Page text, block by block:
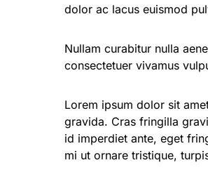
dolor ac lacus euismod
Nullam curabitur nulla
consectetuer vivamus
Lorem ipsum dolor sit
gravida. Cras fringilla
id imperdiet ante, eget
mi ut ornare tristique,